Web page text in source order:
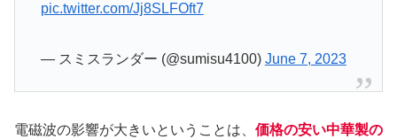
pic.twitter.com/Jj8SLFOft7
— スミスランダー (@sumisu4100) June 7, 2023
電磁波の影響が大きいということは、 価格の安い中華製の